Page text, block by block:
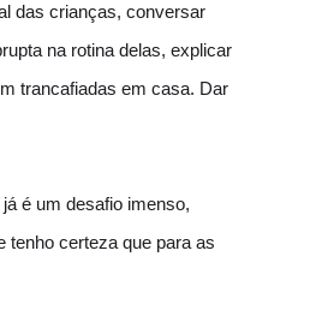
das crianças, conversar
na rotina delas, explicar
trancafiadas em casa. Dar
é um desafio imenso,
tenho certeza que para as